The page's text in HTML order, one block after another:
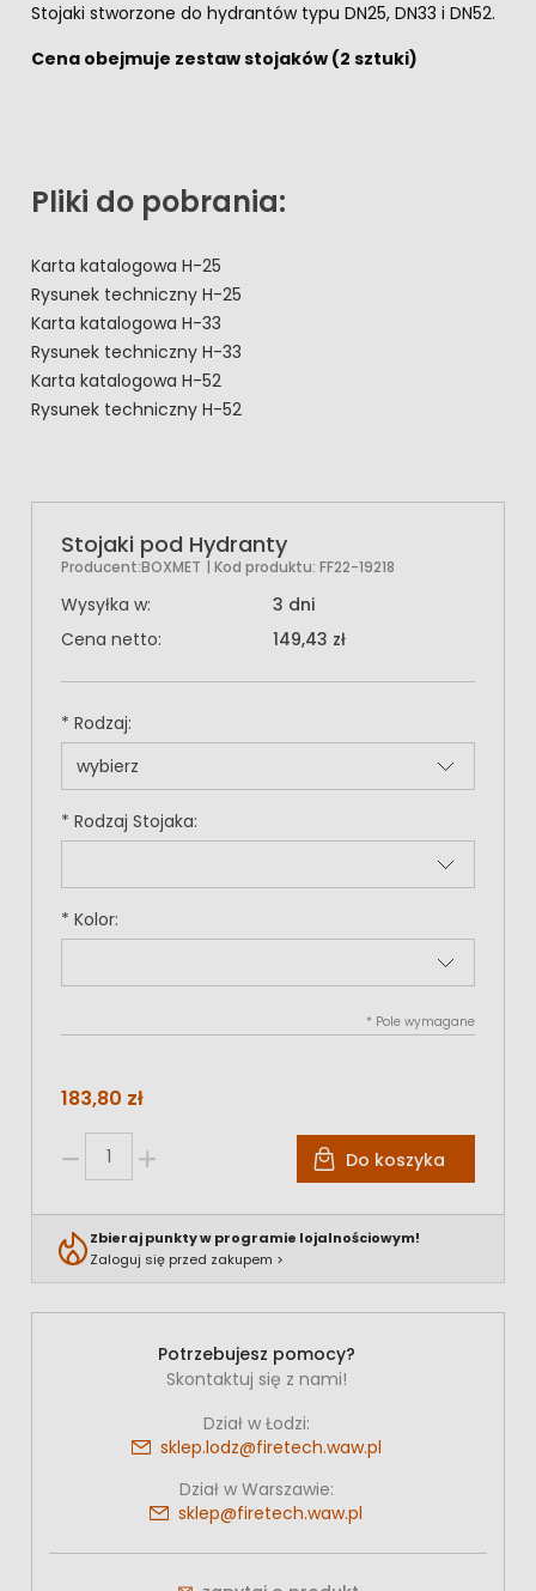
Stojaki stworzone do hydrantów typu DN25, DN33 i DN52.
Cena obejmuje zestaw stojaków (2 sztuki)
Pliki do pobrania:
Karta katalogowa H-25
Rysunek techniczny H-25
Karta katalogowa H-33
Rysunek techniczny H-33
Karta katalogowa H-52
Rysunek techniczny H-52
Stojaki pod Hydranty
Producent:BOXMET | Kod produktu: FF22-19218
Wysyłka w:
3 dni
Cena netto:
149,43 zł
* Rodzaj:
* Rodzaj Stojaka:
* Kolor:
* Pole wymagane
183,80 zł
Do koszyka
Zbieraj punkty w programie lojalnościowym!
Zaloguj się przed zakupem >
Potrzebujesz pomocy?
Skontaktuj się z nami!
Dział w Łodzi:
sklep.lodz@firetech.waw.pl
Dział w Warszawie:
sklep@firetech.waw.pl